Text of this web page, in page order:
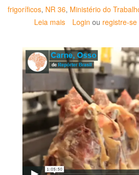
frigoríficos, NR 36, Ministério do
Leia mais sobre
Trabalho
assina
norma
que
regulamenta
trabalho
em
frigoríficos
e
abatedouros
Login ou registre-se